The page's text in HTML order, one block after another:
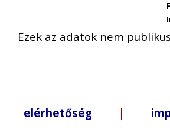
Ezek az adatok nem
elérhetőség |